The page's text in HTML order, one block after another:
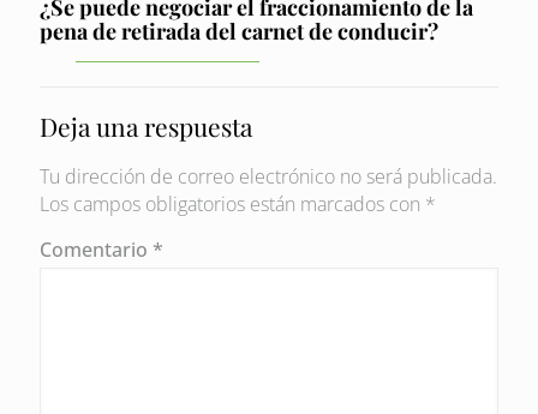
¿Se puede negociar el fraccionamiento de la
pena de retirada del carnet de conducir?
Deja una respuesta
Tu dirección de correo electrónico no será publicada.
Los campos obligatorios están marcados con *
Comentario *